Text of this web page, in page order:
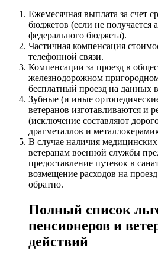
Ежемесячная выплата за счет
бюджетов (если не получается
федерального бюджета).
Частичная компенсация
телефонной связи.
Компенсации за проезд в
железнодорожном
бесплатный проезд на данных
Зубные (и иные
ветеранов изготавливаются и
(исключение составляют
драгметаллов и
В случае наличия
ветеранам военной службы
предоставление путевок в
возмещение расходов на
обратно.
Полный список
пенсионеров и
действий